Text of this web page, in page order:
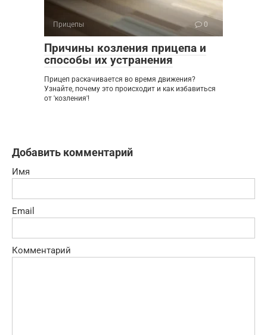
Прицепы 0
Причины козления прицепа и
способы их устранения
Прицеп раскачивается во время движения?
Узнайте, почему это происходит и как избавиться
от 'козления'!
Добавить комментарий
Имя
Email
Комментарий